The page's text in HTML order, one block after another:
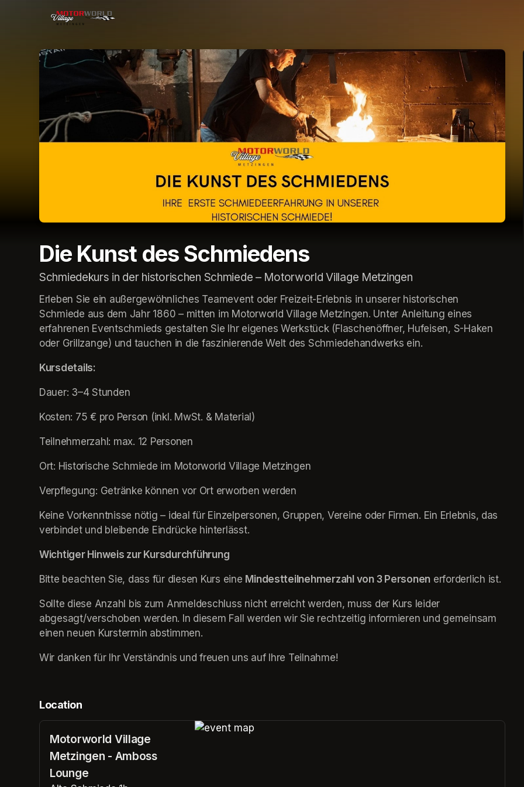
Die Kunst des Schmiedens
Schmiedekurs in der historischen Schmiede – Motorworld Village Metzingen
Erleben Sie ein außergewöhnliches Teamevent oder Freizeit-Erlebnis in unserer historischen
Schmiede aus dem Jahr 1860 – mitten im Motorworld Village Metzingen. Unter Anleitung eines
erfahrenen Eventschmieds gestalten Sie Ihr eigenes Werkstück (Flaschenöffner, Hufeisen, S-Haken
oder Grillzange) und tauchen in die faszinierende Welt des Schmiedehandwerks ein.
Kursdetails:
Dauer: 3–4 Stunden
Kosten: 75 € pro Person (inkl. MwSt. & Material)
Teilnehmerzahl: max. 12 Personen
Ort: Historische Schmiede im Motorworld Village Metzingen
Verpflegung: Getränke können vor Ort erworben werden
Keine Vorkenntnisse nötig – ideal für Einzelpersonen, Gruppen, Vereine oder Firmen. Ein Erlebnis, das
verbindet und bleibende Eindrücke hinterlässt.
Wichtiger Hinweis zur Kursdurchführung
Bitte beachten Sie, dass für diesen Kurs eine Mindestteilnehmerzahl von 3 Personen erforderlich ist.
Sollte diese Anzahl bis zum Anmeldeschluss nicht erreicht werden, muss der Kurs leider
abgesagt/verschoben werden. In diesem Fall werden wir Sie rechtzeitig informieren und gemeinsam
einen neuen Kurstermin abstimmen.
Wir danken für Ihr Verständnis und freuen uns auf Ihre Teilnahme!
Location
Motorworld Village
Metzingen - Amboss
Lounge